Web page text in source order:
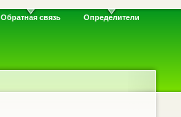
Обратная связь Определители